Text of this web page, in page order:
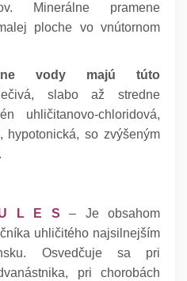
Minerálne pramene
ploche vo vnútornom
vody majú túto
slabo až stredne
uhličitanovo-chloridová,
hypotonická, so zvýšeným
L E S
– Je obsahom
uhličitého najsilnejším
Osvedčuje sa pri
pri chorobách